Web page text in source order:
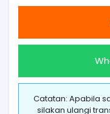
Catatan: Apabila
silakan ulangi